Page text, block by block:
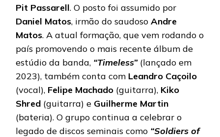
Pit Passarell. O posto foi assumido por
Daniel Matos, irmão do saudoso Andre
Matos. A atual formação, que vem rodando o
país promovendo o mais recente álbum de
estúdio da banda, “Timeless”(lançado em
2023), também conta com Leandro Caçoilo
(vocal), Felipe Machado (guitarra), Kiko
Shred (guitarra) e Guilherme Martin
(bateria). O grupo continua a celebrar o
legado de discos seminais como “Soldiers of